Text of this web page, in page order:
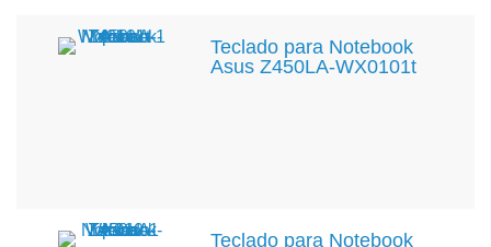
Teclado para Notebook
Asus Z450LA-WX0101t
Teclado para Notebook